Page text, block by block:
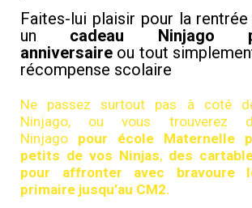
Faites-lui plaisir pour la
un cadeau Ninjago
anniversaire ou tout
récompense scolaire
Ne passez surtout pas à coté
Ninjago, ou vous trouverez
Ninjago pour école Maternelle
petits de vos Ninjas, des
pour affronter avec bravoure
primaire jusqu’au CM2.